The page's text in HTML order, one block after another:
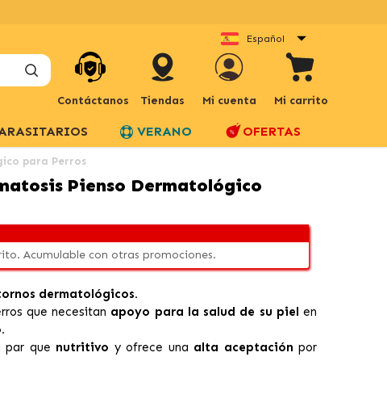
Español
Contáctanos Tiendas Mi cuenta Mi carrito
VERANO OFERTAS
para Perros
Pienso Dermatológico
Acumulable con otras promociones.
dermatológicos.
que necesitan apoyo para la salud de su piel en
par que nutritivo y ofrece una alta aceptación por